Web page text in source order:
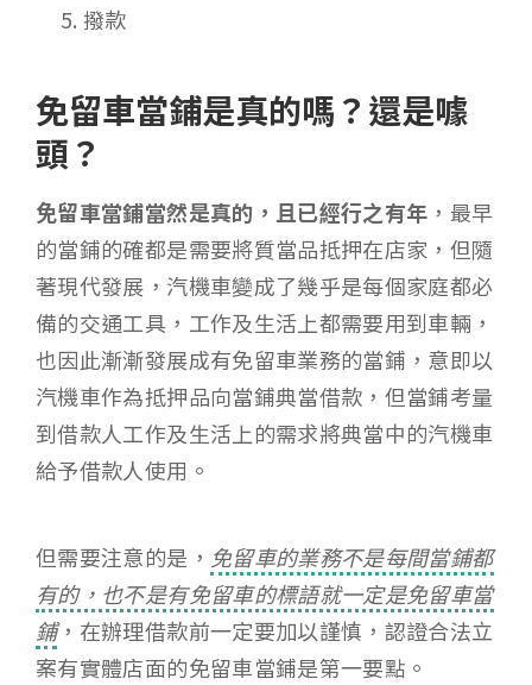
撥款
免留車當鋪是真的嗎？還是噱
頭？
免留車當鋪當然是真的，且已經行之有年 ，最早
的當鋪的確都是需要將質當品抵押在店家，但隨
著現代發展，汽機車變成了幾乎是每個家庭都必
備的交通工具，工作及生活上都需要用到車輛，
也因此漸漸發展成有免留車業務的當鋪，意即以
汽機車作為抵押品向當鋪典當借款，但當鋪考量
到借款人工作及生活上的需求將典當中的汽機車
給予借款人使用。
但需要注意的是， 免留車的業務不是每間當鋪都
有的，也不是有免留車的標語就一定是免留車當
鋪，在辦理借款前一定要加以謹慎，認證合法立
案有實體店面的免留車當鋪是第一要點。